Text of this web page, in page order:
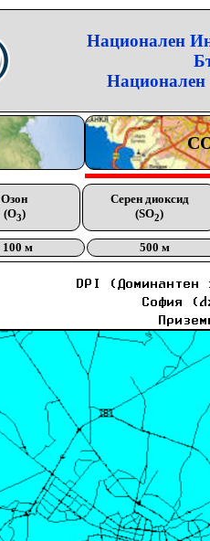
Национален
Национален
Озон
(O3)
Серен диоксид
(SO2)
100 м 500 м